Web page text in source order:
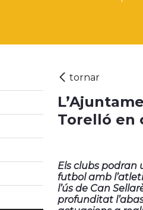
Torelló en
Els clubs podran
futbol amb
l’ús de Can
profunditat